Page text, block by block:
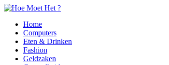
Home
Computers
Eten & Drinken
Fashion
Geldzaken